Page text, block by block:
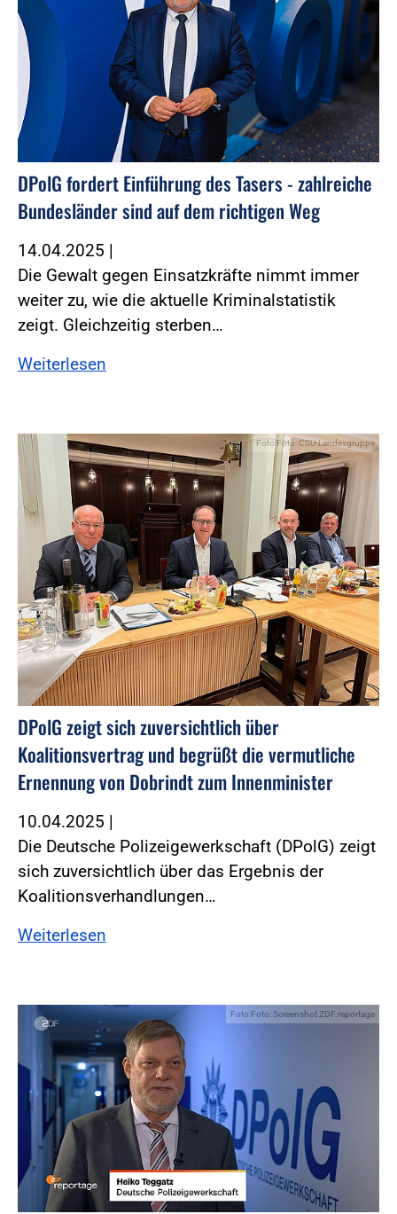
DPolG fordert Einführung des Tasers - zahlreiche
Bundesländer sind auf dem richtigen Weg
14.04.2025 |
Die Gewalt gegen Einsatzkräfte nimmt immer
weiter zu, wie die aktuelle Kriminalstatistik
zeigt. Gleichzeitig sterben…
Weiterlesen
Foto:Foto: CSU-Landesgruppe
DPolG zeigt sich zuversichtlich über
Koalitionsvertrag und begrüßt die vermutliche
Ernennung von Dobrindt zum Innenminister
10.04.2025 |
Die Deutsche Polizeigewerkschaft (DPolG) zeigt
sich zuversichtlich über das Ergebnis der
Koalitionsverhandlungen…
Weiterlesen
Foto:Foto: Screenshot ZDF.reportage